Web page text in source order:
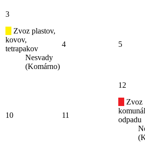
3
Zvoz plastov,
kovov,
tetrapakov
Nesvady
(Komárno)
4 5
10 11
12
Zvoz
odpadu